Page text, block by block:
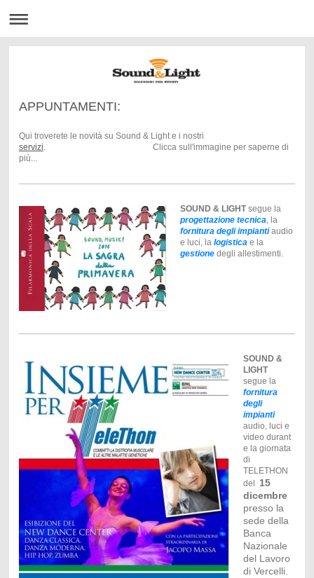
APPUNTAMENTI:
Qui troverete le novità su Sound & Light e i nostri
servizi. Clicca sull'immagine per saperne di
più...
SOUND & LIGHTsegue la
progettazione tecnica, la
fornitura degli impiantiaudio
e luci, la logisticae la
gestionedegli allestimenti.
SOUND &
LIGHT
segue la
fornitura
degli
impianti
audio, luci e
video durant
e la giornata
di
TELETHON
del 15
dicembre
presso la
sede della
Banca
Nazionale
del Lavoro
di Vercelli.